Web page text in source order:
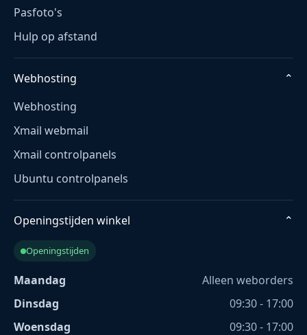
Pasfoto's
Hulp op afstand
Webhosting
⌄
Webhosting
Xmail webmail
Xmail controlpanels
Ubuntu controlpanels
Openingstijden winkel ⌄
Openingstijden
Maandag
Alleen weborders
Dinsdag
09:30 - 17:00
Woensdag
09:30 - 17:00